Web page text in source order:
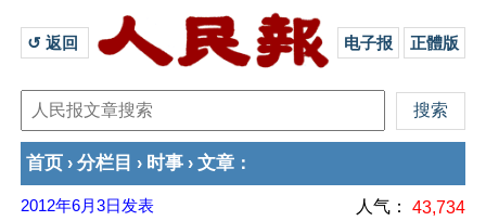
↺ 返回 电子报 正體版
首页 › 分栏目 › 时事 › 文章 ：
2012年6月3日 发表 人气： 43,734